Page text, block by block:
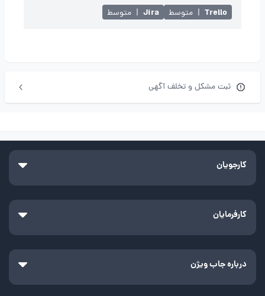
Trello
| متوسط Jira
| متوسط
ثبت مشکل و تخلف آگهی
کارجویان
کارفرمایان
درباره جاب ویژن